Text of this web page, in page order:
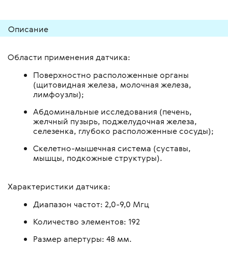
Описание
Области применения датчика:
Поверхностно расположенные органы
(щитовидная железа, молочная железа,
лимфоузлы);
Абдоминальные исследования (печень,
желчный пузырь, поджелудочная железа,
селезенка, глубоко расположенные сосуды);
Скелетно-мышечная система (суставы,
мышцы, подкожные структуры).
Характеристики датчика:
Диапазон частот: 2,0-9,0 Мгц
Количество элементов: 192
Размер апертуры: 48 мм.